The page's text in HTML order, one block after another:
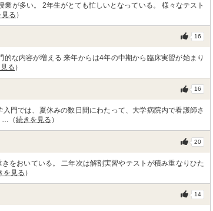
が多い。 2年生がとても忙しいとなっている。 様々なテスト
見る ）
16
な内容が増える 来年からは4年の中期から臨床実習が始まり
る ）
16
門では、夏休みの数日間にわたって、大学病院内で看護師さ
…（続きを見る ）
20
をおいている。 二年次は解剖実習やテストが積み重なりひた
を見る ）
14